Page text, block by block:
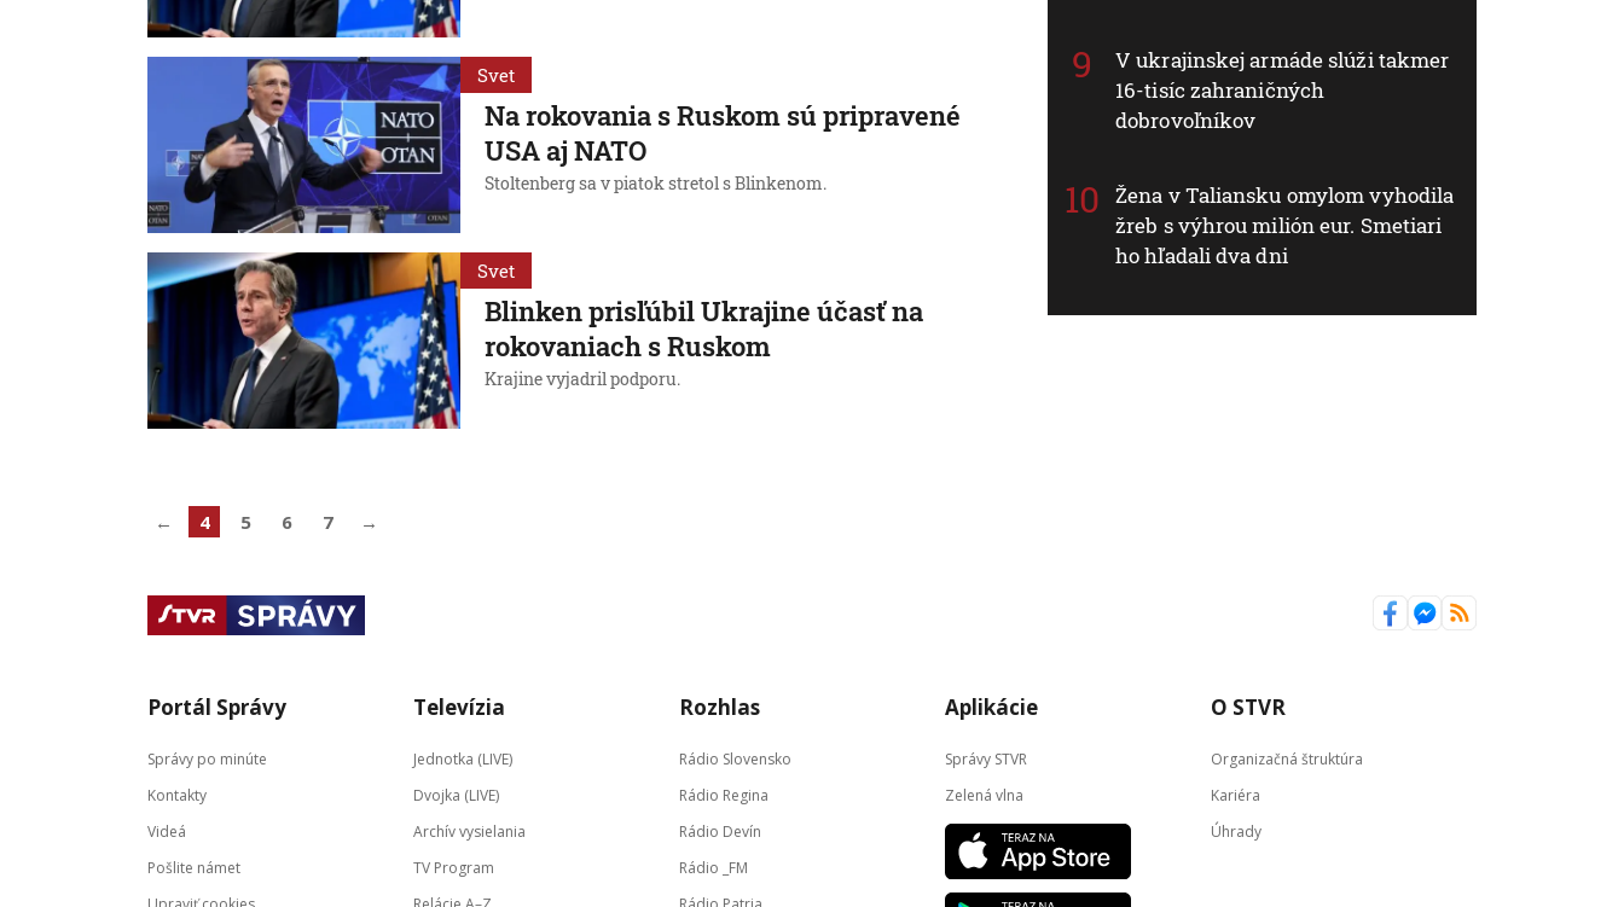
Svet
Na rokovania s Ruskom sú pripravené
USA aj NATO
Stoltenberg sa v piatok stretol s Blinkenom.
Svet
Blinken prisľúbil Ukrajine účasť na
rokovaniach s Ruskom
Krajine vyjadril podporu.
V ukrajinskej armáde slúži takmer
16-tisíc zahraničných
dobrovoľníkov
Žena v Taliansku omylom vyhodila
žreb s výhrou milión eur. Smetiari
ho hľadali dva dni
← 4 5 6 7 →
Portál Správy
Správy po minúte
Kontakty
Videá
Pošlite námet
Televízia
Jednotka (LIVE)
Dvojka (LIVE)
Archív vysielania
TV Program
Rozhlas
Rádio Slovensko
Rádio Regina
Rádio Devín
Rádio _FM
Aplikácie
Správy STVR
Zelená vlna
O STVR
Organizačná štruktúra
Kariéra
Úhrady